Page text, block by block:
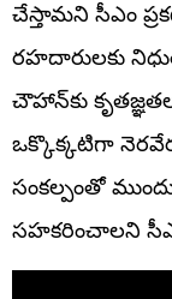
చేస్తామని సీఎం
రహదారులకు
చౌహాన్‌కు
ఒక్కొక్కటిగా
సంకల్పంతో
సహకరించాలని